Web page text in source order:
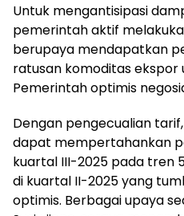
Untuk mengantisipasi
pemerintah aktif
berupaya mendapatkan
ratusan komoditas ekspor
Pemerintah optimis
Dengan pengecualian
dapat mempertahankan
kuartal III-2025 pada tren
di kuartal II-2025 yang
optimis. Berbagai upaya